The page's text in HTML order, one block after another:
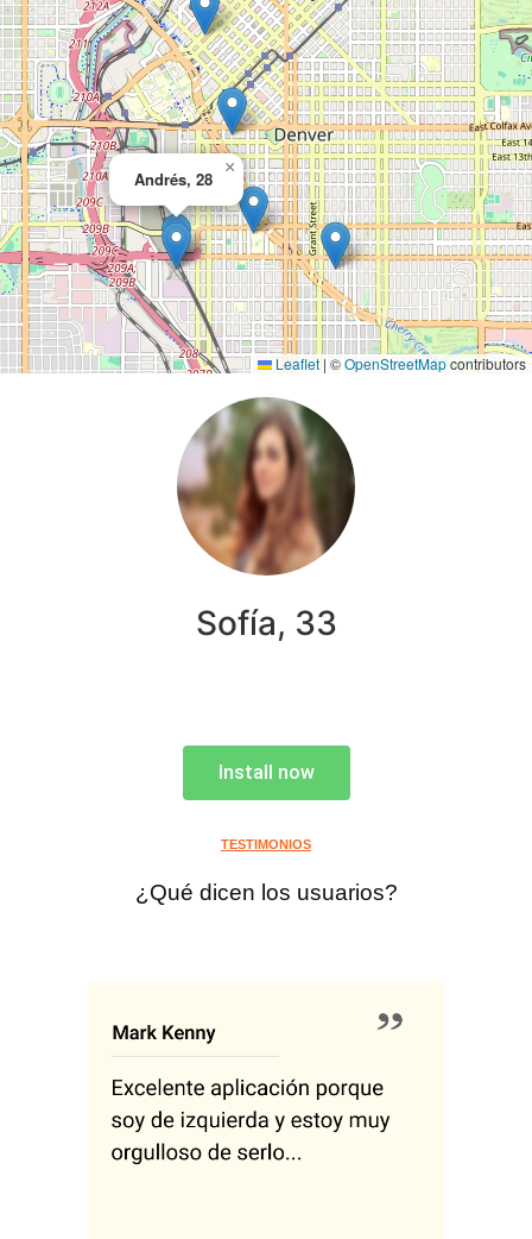
Andrés, 28
×
Leaflet | ©OpenStreetMapcontributors
Sofía, 33
Install now
TESTIMONIOS
¿Qué dicen los usuarios?